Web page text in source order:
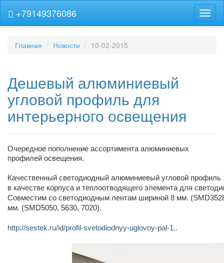
+79149376086
Главная Новости 10-02-2015
Дешевый алюминиевый
угловой профиль для
интерьерного освещения
Очередное пополнение ассортимента алюминиевых
профилей освещения.
Качественный светодиодный алюминиевый угловой профиль
в качестве корпуса и теплоотводящего элемента для
Совместим со светодиодным лентам шириной 8 мм.
мм. (SMD5050, 5630, 7020).
http://sestek.ru/id/profil-svetodiodnyy-uglovoy-pal-1..